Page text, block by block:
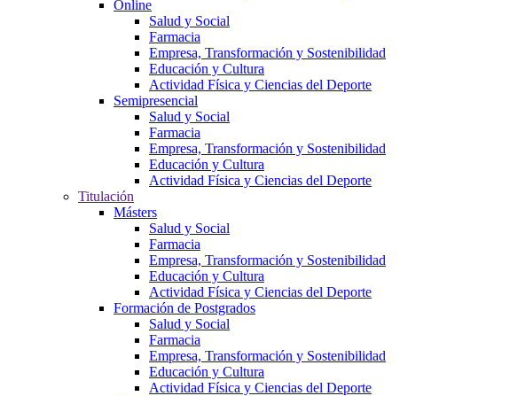
Online
Salud y Social
Farmacia
Empresa, Transformación y Sostenibilidad
Educación y Cultura
Actividad Física y Ciencias del Deporte
Semipresencial
Salud y Social
Farmacia
Empresa, Transformación y Sostenibilidad
Educación y Cultura
Actividad Física y Ciencias del Deporte
Titulación
Másters
Salud y Social
Farmacia
Empresa, Transformación y Sostenibilidad
Educación y Cultura
Actividad Física y Ciencias del Deporte
Formación de Postgrados
Salud y Social
Farmacia
Empresa, Transformación y Sostenibilidad
Educación y Cultura
Actividad Física y Ciencias del Deporte